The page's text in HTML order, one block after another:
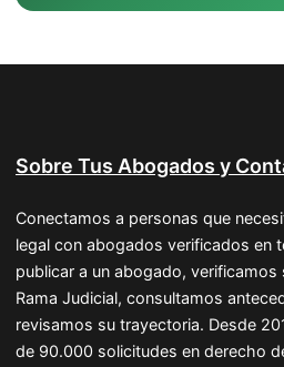
Sobre Tus Abogados y
Conectamos a personas que
legal con abogados verificados en
publicar a un abogado, verificamos
Rama Judicial, consultamos
revisamos su trayectoria. Desde
de 90.000 solicitudes en derecho